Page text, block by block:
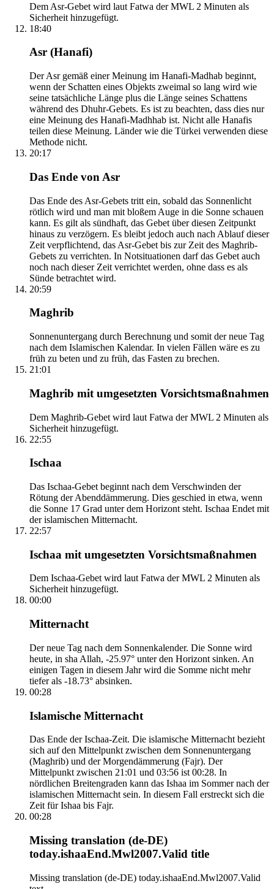
Dem Asr-Gebet wird laut Fatwa der MWL 2 Minuten als
Sicherheit hinzugefügt.
18:40
Asr (Hanafi)
Der Asr gemäß einer Meinung im Hanafi-Madhab beginnt,
wenn der Schatten eines Objekts zweimal so lang wird wie
seine tatsächliche Länge plus die Länge seines Schattens
während des Dhuhr-Gebets. Es ist zu beachten, dass dies nur
eine Meinung des Hanafi-Madhhab ist. Nicht alle Hanafis
teilen diese Meinung. Länder wie die Türkei verwenden diese
Methode nicht.
20:17
Das Ende von Asr
Das Ende des Asr-Gebets tritt ein, sobald das Sonnenlicht
rötlich wird und man mit bloßem Auge in die Sonne schauen
kann. Es gilt als sündhaft, das Gebet über diesen Zeitpunkt
hinaus zu verzögern. Es bleibt jedoch auch nach Ablauf dieser
Zeit verpflichtend, das Asr-Gebet bis zur Zeit des Maghrib-
Gebets zu verrichten. In Notsituationen darf das Gebet auch
noch nach dieser Zeit verrichtet werden, ohne dass es als
Sünde betrachtet wird.
20:59
Maghrib
Sonnenuntergang durch Berechnung und somit der neue Tag
nach dem Islamischen Kalendar. In vielen Fällen wäre es zu
früh zu beten und zu früh, das Fasten zu brechen.
21:01
Maghrib mit umgesetzten Vorsichtsmaßnahmen
Dem Maghrib-Gebet wird laut Fatwa der MWL 2 Minuten als
Sicherheit hinzugefügt.
22:55
Ischaa
Das Ischaa-Gebet beginnt nach dem Verschwinden der
Rötung der Abenddämmerung. Dies geschied in etwa, wenn
die Sonne 17 Grad unter dem Horizont steht. Ischaa Endet mit
der islamischen Mitternacht.
22:57
Ischaa mit umgesetzten Vorsichtsmaßnahmen
Dem Ischaa-Gebet wird laut Fatwa der MWL 2 Minuten als
Sicherheit hinzugefügt.
00:00
Mitternacht
Der neue Tag nach dem Sonnenkalender. Die Sonne wird
heute, in sha Allah, -25.97° unter den Horizont sinken. An
einigen Tagen in diesem Jahr wird die Somme nicht mehr
tiefer als -18.73° absinken.
00:28
Islamische Mitternacht
Das Ende der Ischaa-Zeit. Die islamische Mitternacht bezieht
sich auf den Mittelpunkt zwischen dem Sonnenuntergang
(Maghrib) und der Morgendämmerung (Fajr). Der
Mittelpunkt zwischen 21:01 und 03:56 ist 00:28. In
nördlichen Breitengraden kann das Ishaa im Sommer nach der
islamischen Mitternacht sein. In diesem Fall erstreckt sich die
Zeit für Ishaa bis Fajr.
00:28
Missing translation (de-DE)
today.ishaaEnd.Mwl2007.Valid title
Missing translation (de-DE) today.ishaaEnd.Mwl2007.Valid